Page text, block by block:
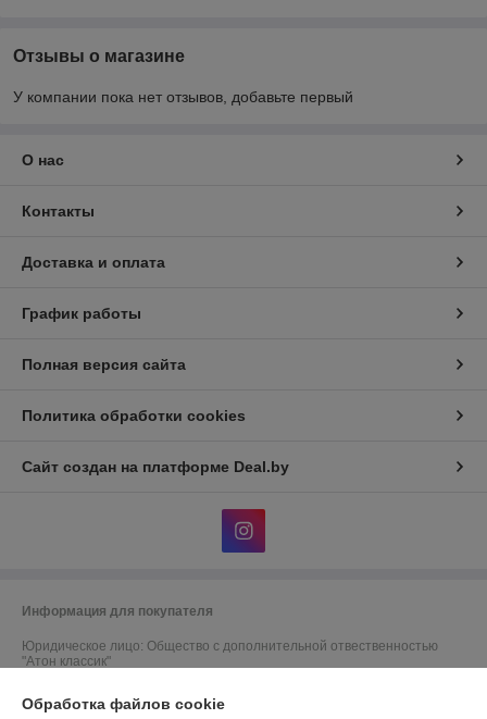
Отзывы о магазине
У компании пока нет отзывов, добавьте первый
О нас
Контакты
Доставка и оплата
График работы
Полная версия сайта
Политика обработки cookies
Сайт создан на платформе Deal.by
Информация для покупателя
Юридическое лицо: Общество с дополнительной отвественностью
"Атон классик"
Регистрационный номер ЕГР: 190516319
Обработка файлов cookie